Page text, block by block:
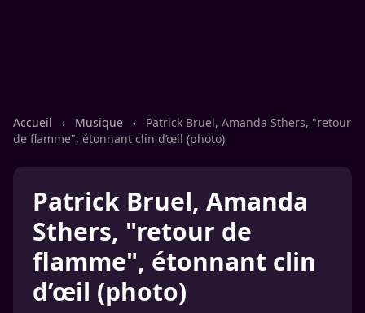
Accueil › Musique ›
Patrick Bruel, Amanda Sthers, "retour
de flamme", étonnant clin d’œil (photo)
Patrick Bruel, Amanda
Sthers, "retour de
flamme", étonnant clin
d’œil (photo)